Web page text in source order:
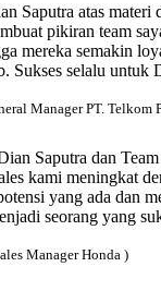
Saputra atas materi
pikiran team
mereka semakin
Sukses selalu untuk
Manager PT. Telkom
Saputra dan
kami meningkat
yang ada dan
seorang yang
Manager Honda )